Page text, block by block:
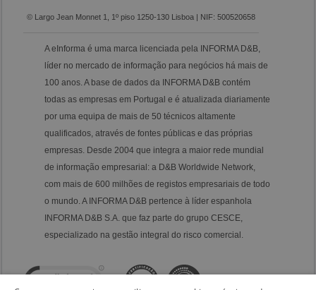
© Largo Jean Monnet 1, 1º piso 1250-130 Lisboa | NIF: 500520658
A eInforma é uma marca licenciada pela INFORMA D&B,
líder no mercado de informação para negócios há mais de
100 anos. A base de dados da INFORMA D&B contém
todas as empresas em Portugal e é atualizada diariamente
por uma equipa de mais de 50 técnicos altamente
qualificados, através de fontes públicas e das próprias
empresas. Desde 2004 que integra a maior rede mundial
de informação empresarial: a D&B Worldwide Network,
com mais de 600 milhões de registos empresariais de todo
o mundo. A INFORMA D&B pertence à líder espanhola
INFORMA D&B S.A. que faz parte do grupo CESCE,
especializado na gestão integral do risco comercial.